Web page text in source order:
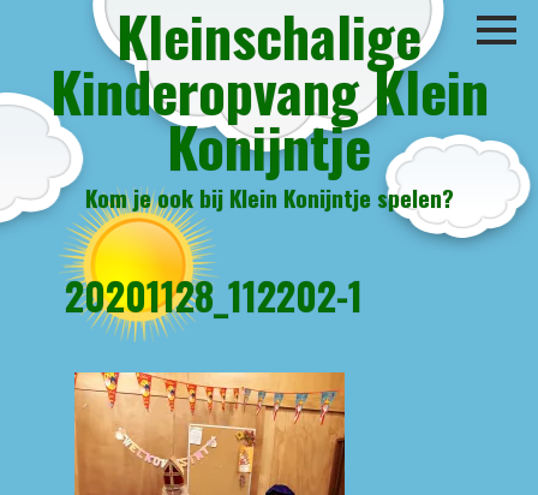
Kleinschalige
Kinderopvang Klein
Konijntje
Kom je ook bij Klein Konijntje spelen?
20201128_112202-1